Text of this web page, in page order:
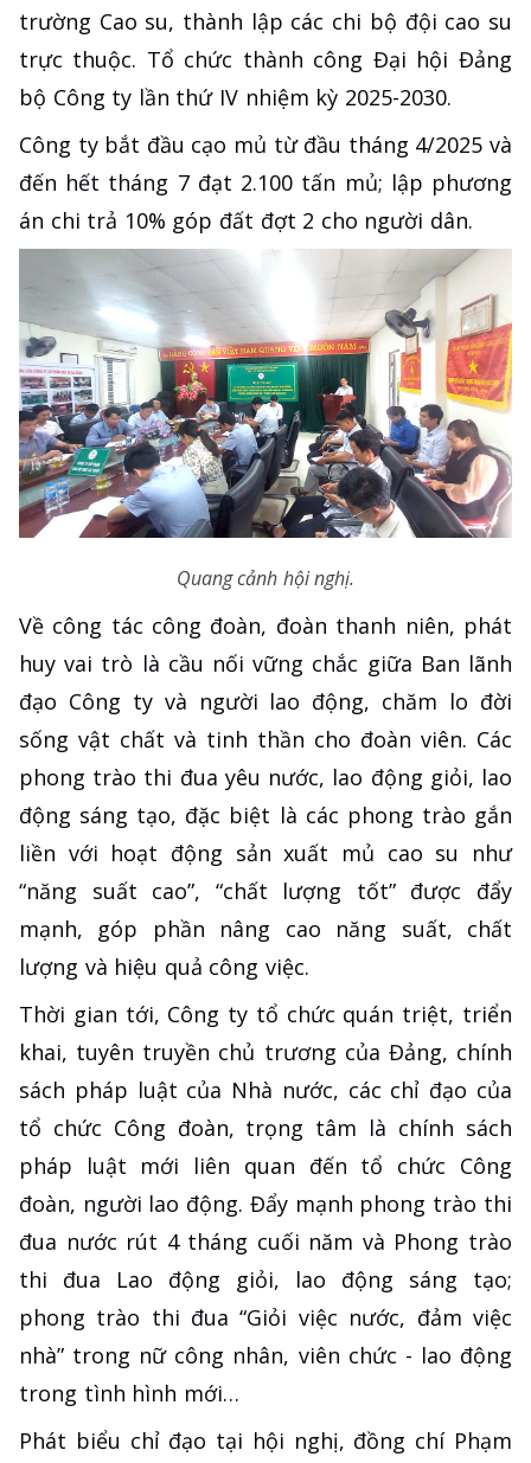
trường Cao su, thành lập các chi bộ đội cao su
trực thuộc. Tổ chức thành công Đại hội Đảng
bộ Công ty lần thứ IV nhiệm kỳ 2025-2030.
Công ty bắt đầu cạo mủ từ đầu tháng 4/2025 và
đến hết tháng 7 đạt 2.100 tấn mủ; lập phương
án chi trả 10% góp đất đợt 2 cho người dân.
Quang cảnh hội nghị.
Về công tác công đoàn, đoàn thanh niên, phát
huy vai trò là cầu nối vững chắc giữa Ban lãnh
đạo Công ty và người lao động, chăm lo đời
sống vật chất và tinh thần cho đoàn viên. Các
phong trào thi đua yêu nước, lao động giỏi, lao
động sáng tạo, đặc biệt là các phong trào gắn
liền với hoạt động sản xuất mủ cao su như
“năng suất cao”, “chất lượng tốt” được đẩy
mạnh, góp phần nâng cao năng suất, chất
lượng và hiệu quả công việc.
Thời gian tới, Công ty tổ chức quán triệt, triển
khai, tuyên truyền chủ trương của Đảng, chính
sách pháp luật của Nhà nước, các chỉ đạo của
tổ chức Công đoàn, trọng tâm là chính sách
pháp luật mới liên quan đến tổ chức Công
đoàn, người lao động. Đẩy mạnh phong trào thi
đua nước rút 4 tháng cuối năm và Phong trào
thi đua Lao động giỏi, lao động sáng tạo;
phong trào thi đua “Giỏi việc nước, đảm việc
nhà” trong nữ công nhân, viên chức - lao động
trong tình hình mới…
Phát biểu chỉ đạo tại hội nghị, đồng chí Phạm